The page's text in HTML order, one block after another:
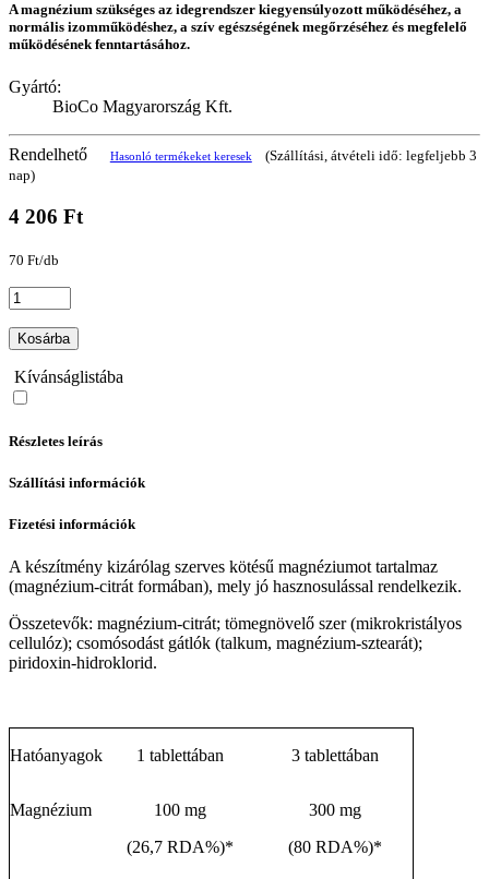
A magnézium szükséges az idegrendszer kiegyensúlyozott működéséhez, a
normális izomműködéshez, a szív egészségének megőrzéséhez és megfelelő
működésének fenntartásához.
Gyártó:
BioCo Magyarország Kft.
Rendelhető Hasonló termékeket keresek
(Szállítási, átvételi idő: legfeljebb 3
nap)
4 206 Ft
70 Ft/db
Kosárba
Kívánságlistába
Részletes leírás
Szállítási információk
Fizetési információk
A készítmény kizárólag szerves kötésű magnéziumot tartalmaz
(magnézium-citrát formában), mely jó hasznosulással rendelkezik.
Összetevők: magnézium-citrát; tömegnövelő szer (mikrokristályos
cellulóz); csomósodást gátlók (talkum, magnézium-sztearát);
piridoxin-hidroklorid.
Hatóanyagok 1 tablettában 3 tablettában
Magnézium
100 mg
(26,7 RDA%)*
300 mg
(80 RDA%)*